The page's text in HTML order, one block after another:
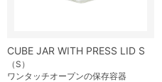
CUBE JAR WITH PRESS LID S
（S）
ワンタッチオープンの保存容器